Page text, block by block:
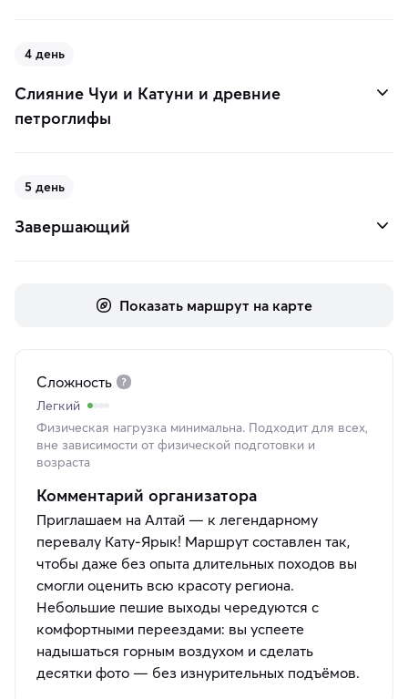
4 день
Слияние Чуи и Катуни и древние
петроглифы
5 день
Завершающий
Показать маршрут на карте
Сложность
Легкий
Физическая нагрузка минимальна. Подходит для всех,
вне зависимости от физической подготовки и
возраста
Комментарий организатора
Приглашаем на Алтай — к легендарному
перевалу Кату‑Ярык! Маршрут составлен так,
чтобы даже без опыта длительных походов вы
смогли оценить всю красоту региона.
Небольшие пешие выходы чередуются с
комфортными переездами: вы успеете
надышаться горным воздухом и сделать
десятки фото — без изнурительных подъёмов.